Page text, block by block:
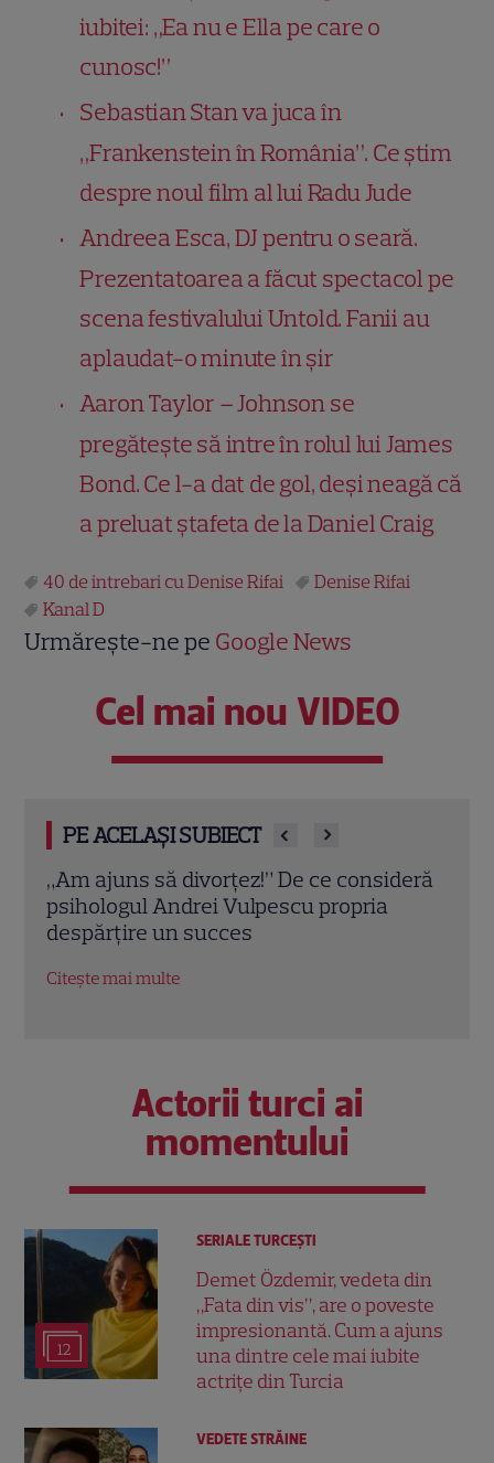
iubitei: „Ea nu e Ella pe care o
cunosc!”
Sebastian Stan va juca în
„Frankenstein în România”. Ce știm
despre noul film al lui Radu Jude
Andreea Esca, DJ pentru o seară.
Prezentatoarea a făcut spectacol pe
scena festivalului Untold. Fanii au
aplaudat-o minute în șir
Aaron Taylor – Johnson se
pregătește să intre în rolul lui James
Bond. Ce l-a dat de gol, deși neagă că
a preluat ștafeta de la Daniel Craig
40 de intrebari cu Denise Rifai
Denise Rifai
Kanal D
Urmărește-ne pe Google News
Cel mai nou VIDEO
PE ACELAȘI SUBIECT
Eva Pavel nu ia vacanță! Realizatoarea
emisiunii „Apel la Consilier” pregătește
un nou sezon intens la Kanal D
Citește mai multe
Actorii turci ai
momentului
12
SERIALE TURCEŞTI
Demet Özdemir, vedeta din
„Fata din vis”, are o poveste
impresionantă. Cum a ajuns
una dintre cele mai iubite
actrițe din Turcia
VEDETE STRĂINE